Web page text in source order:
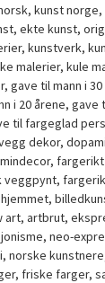
kunst
ekte kunst,
kunstverk,
malerier, kule
gave til mann i
i 20 årene,
til fargeglad
dekor,
artbrut,
neo-
norske
friske farger,